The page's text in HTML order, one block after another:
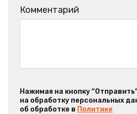
Комментарий
Нажимая на кнопку
на обработку персональных
об обработке в Политике